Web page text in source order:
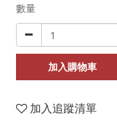
數量
加入購物車
加入追蹤清單